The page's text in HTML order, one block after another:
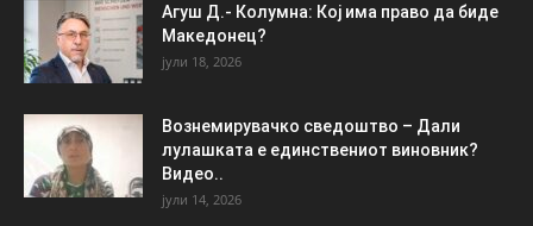
Агуш Д.- Колумна: Кој има право да биде
Македонец?
јули 18, 2026
Вознемирувачко сведоштво – Дали
лулашката е единствениот виновник?
Видео..
јули 14, 2026